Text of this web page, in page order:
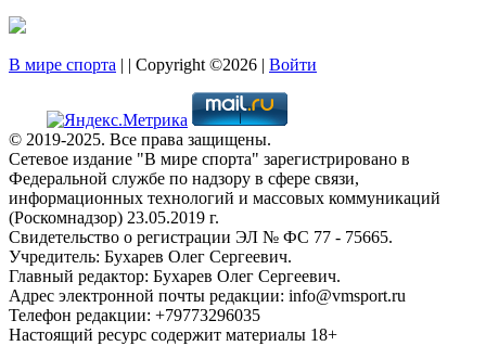
В мире спорта | | Copyright ©2026 | Войти
© 2019-2025. Все права защищены.
Сетевое издание "В мире спорта" зарегистрировано в
Федеральной службе по надзору в сфере связи,
информационных технологий и массовых коммуникаций
(Роскомнадзор) 23.05.2019 г.
Свидетельство о регистрации ЭЛ № ФС 77 - 75665.
Учредитель: Бухарев Олег Сергеевич.
Главный редактор: Бухарев Олег Сергеевич.
Адрес электронной почты редакции: info@vmsport.ru
Телефон редакции: +79773296035
Настоящий ресурс содержит материалы 18+